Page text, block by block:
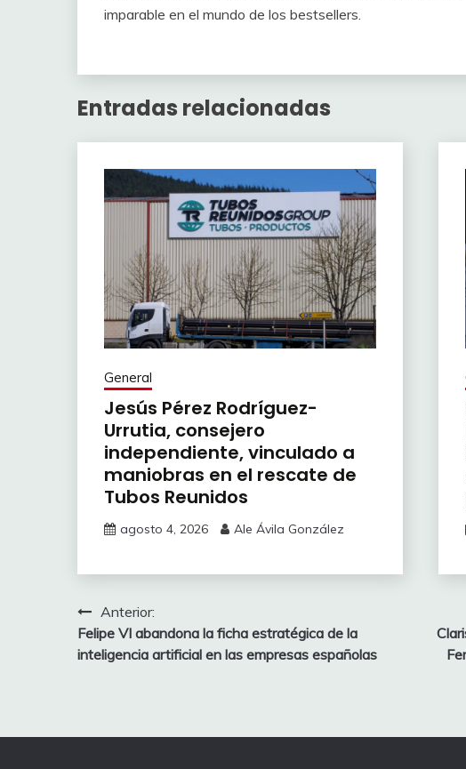
imparable en el mundo de los bestsellers.
Entradas relacionadas
General
Jesús Pérez Rodríguez-
Urrutia, consejero
independiente, vinculado a
maniobras en el rescate de
Tubos Reunidos
agosto 4, 2026 Ale Ávila González
Navegación
de
Anterior:
Felipe VI abandona la ficha estratégica de la
inteligencia artificial en las empresas españolas